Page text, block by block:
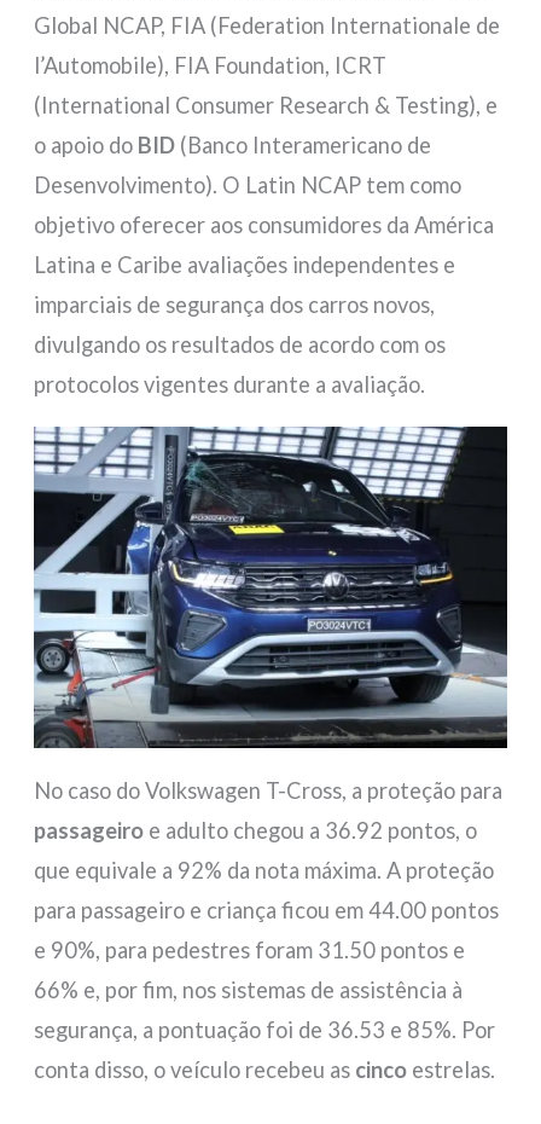
Global NCAP, FIA (Federation Internationale de
l’Automobile), FIA Foundation, ICRT
(International Consumer Research & Testing), e
o apoio do BID (Banco Interamericano de
Desenvolvimento). O Latin NCAP tem como
objetivo oferecer aos consumidores da América
Latina e Caribe avaliações independentes e
imparciais de segurança dos carros novos,
divulgando os resultados de acordo com os
protocolos vigentes durante a avaliação.
No caso do Volkswagen T-Cross, a proteção para
passageiro e adulto chegou a 36.92 pontos, o
que equivale a 92% da nota máxima. A proteção
para passageiro e criança ficou em 44.00 pontos
e 90%, para pedestres foram 31.50 pontos e
66% e, por fim, nos sistemas de assistência à
segurança, a pontuação foi de 36.53 e 85%. Por
conta disso, o veículo recebeu as cinco estrelas.